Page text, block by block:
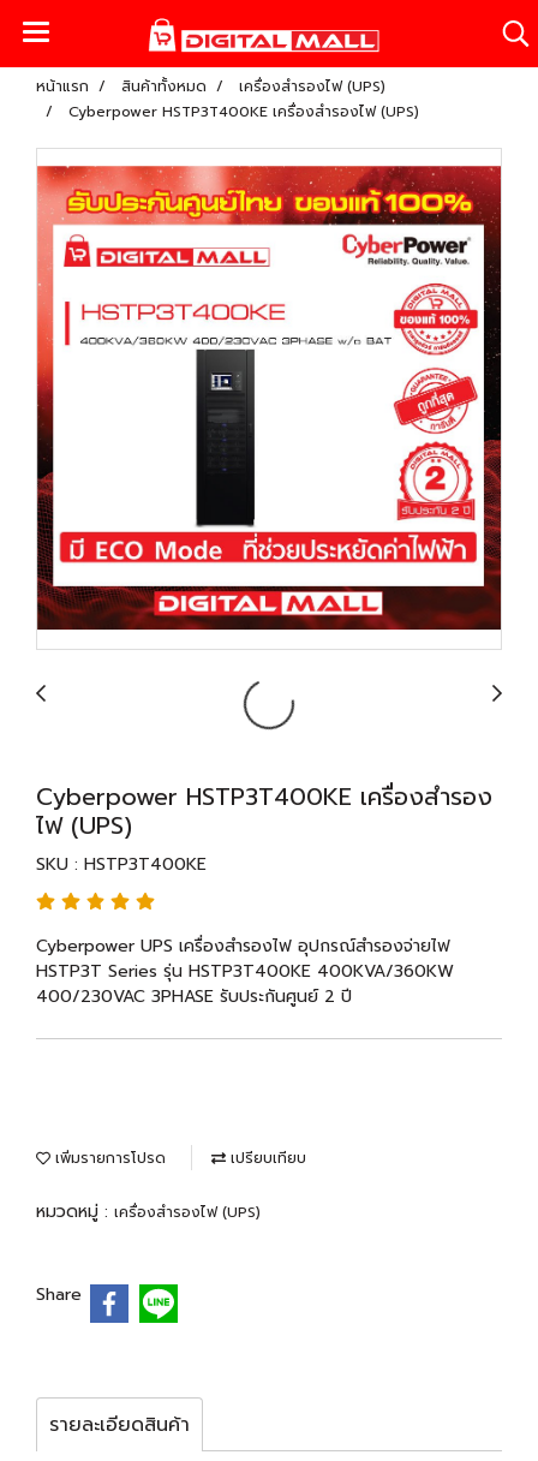
หน้าแรก สินค้าทั้งหมด
เครื่องสำรองไฟ (UPS)
Cyberpower HSTP3T400KE เครื่องสำรองไฟ (UPS)
Cyberpower HSTP3T400KE เครื่องสำรอง
ไฟ (UPS)
SKU : HSTP3T400KE
Cyberpower UPS เครื่องสำรองไฟ อุปกรณ์สำรองจ่ายไฟ
HSTP3T Series รุ่น HSTP3T400KE 400KVA/360KW
400/230VAC 3PHASE รับประกันศูนย์ 2 ปี
เพิ่มรายการโปรด เปรียบเทียบ
หมวดหมู่ : เครื่องสำรองไฟ (UPS)
Share
รายละเอียดสินค้า